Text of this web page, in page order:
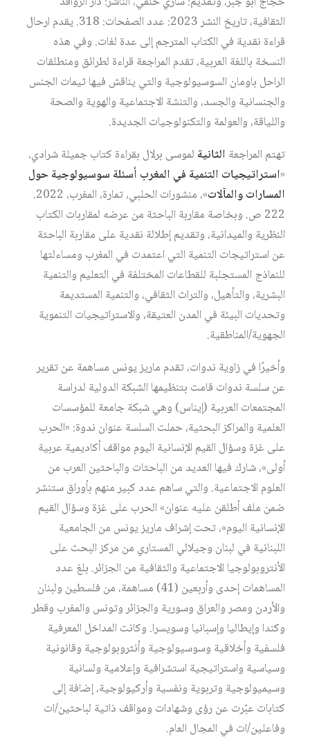
الثقافية، تاريخ النشر 2023: عدد الصفحات: 318. يقدم ارحال
قراءة نقدية في الكتاب المترجم إلى عدة لغات. وفي هذه
النسخة باللغة العربية، تقدم المراجعة قراءة لطرائق ومنطلقات
الراحل باومان السوسيولوجية والتي يناقش فيها ثيمات الجنس
والجنسانية والجسد، والتنشة الاجتماعية والهوية والصحة
واللياقة، والعولمة والتكنولوجيات الجديدة.
تهتم المراجعة الثانية لموسى برلال بقراءة كتاب جميلة شرادي،
«استراتيجيات التنمية في المغرب أسئلة سوسيولوجية حول
المسارات والمآلات
»، منشورات الحلبي، تمارة، المغرب، 2022.
222 ص. وبخاصة مقاربة الباحثة من عرضه لمقاربات الكتاب
النظرية والميدانية، وتقديم إطلالة نقدية على مقاربة الباحثة
عن استراتيجات التنمية التي اعتمدت في المغرب ومساءلتها
للنماذج المستجلبة للقطاعات المختلفة في التعليم والتنمية
البشرية، والتأهيل، والتراث الثقافي، والتنمية المستديمة
وتحديات البيئة في المدن العتيقة، والاستراتيجيات التنموية
الجهوية/المناطقية.
وأخيرًا في زاوية ندوات، تقدم ماريز يونس مساهمة عن تقرير
عن سلسة ندوات قامت بتنظيمها الشبكة الدولية لدراسة
المجتمعات العربية (إيناس) وهي شبكة جامعة للمؤسسات
العلمية والمراكز البحثية، حملت السلسة عنوان ندوة: «الحرب
على غزة وسؤال القيم الإنسانية اليوم مواقف أكاديمية عربية
أولى»، شارك فيها العديد من الباحثات والباحثين العرب من
العلوم الاجتماعية. والتي ساهم عدد كبير منهم بأوراق ستنشر
ضمن ملف أطلقن عليه عنوان» الحرب على غزة وسؤال القيم
الإنسانية اليوم»، تحت إشراف ماريز يونس من الجامعية
اللبنانية في لبنان وجيلالي المستاري من مركز البحث على
الأنتروبولوجيا الاجتماعية والثقافية من الجزائر. بلغ عدد
المساهمات إحدى وأربعين (41) مساهمة، من فلسطين ولبنان
والأردن ومصر والعراق وسورية والجزائر وتونس والمغرب وقطر
وكندا وإيطاليا وإسبانيا وسويسرا. وكانت المداخل المعرفية
فلسفية وأخلاقية وسوسيولوجية وأنثروبولوجية وقانونية
وسياسية واستراتيجية استشرافية وإعلامية ولسانية
وسيميولوجية وتربوية ونفسية وأركيولوجية، إضافة إلى
كتابات عبّرت عن رؤى وشهادات ومواقف ذاتية لباحثين/ات
وفاعلين/ات في المجال العام.